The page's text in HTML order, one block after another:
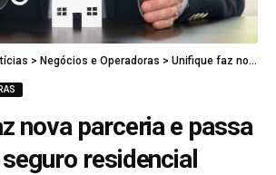
> Negócios e Operadoras > Unifique faz nova parceria e passa a oferecer seguro residencial
nova parceria e passa
residencial